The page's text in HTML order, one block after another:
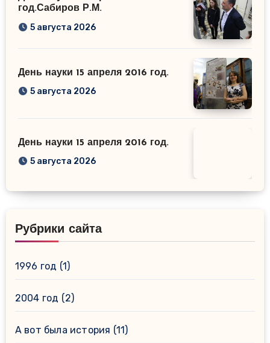
год.Сабиров Р.М.
5 августа 2026
День науки 15 апреля 2016 год.
5 августа 2026
День науки 15 апреля 2016 год.
5 августа 2026
Рубрики сайта
1996 год (1)
2004 год (2)
А вот была история (11)